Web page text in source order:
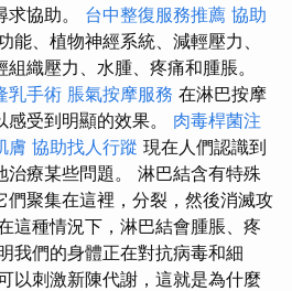
協助。 台中整復服務推薦 協助
能、植物神經系統、減輕壓力、
織壓力、水腫、疼痛和腫脹。
乳手術 脹氣按摩服務 在淋巴按摩
受到明顯的效果。 肉毒桿菌注
膚 協助找人行蹤 現在人們認識到
治療某些問題。 淋巴結含有特殊
們聚集在這裡，分裂，然後消滅攻
這種情況下，淋巴結會腫脹、疼
我們的身體正在對抗病毒和細
以刺激新陳代謝，這就是為什麼